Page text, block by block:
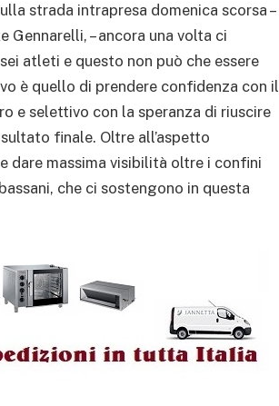
strada intrapresa domenica scorsa –
– ancora una volta ci
atleti e questo non può che essere
è quello di prendere confidenza con il
e selettivo con la speranza di riuscire
finale. Oltre all’aspetto
dare massima visibilità oltre i confini
che ci sostengono in questa